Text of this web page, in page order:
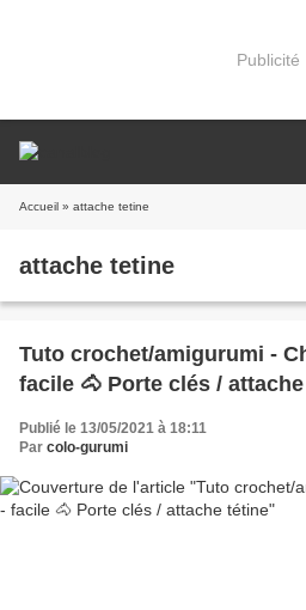
Publicité
Accueil » attache tetine
attache tetine
Tuto crochet/amigurumi -
facile 🐴 Porte clés /
Publié le 13/05/2021 à 18:11
Par colo-gurumi